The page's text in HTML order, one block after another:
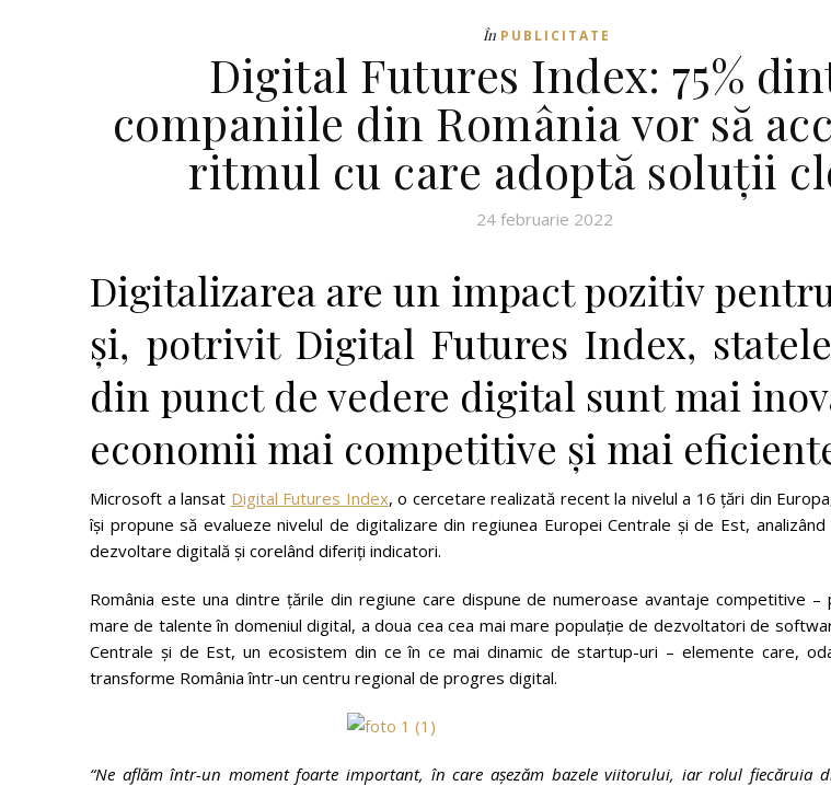
În PUBLICITATE
Digital Futures Index: 75%
companiile din România vor să
ritmul cu care adoptă soluții
24 februarie 2022
Digitalizarea are un impact pozitiv
și, potrivit Digital Futures Index,
din punct de vedere digital sunt mai
economii mai competitive și mai
Microsoft a lansat Digital Futures Index, o cercetare realizată recent la nivelul a 16 țări din
își propune să evalueze nivelul de digitalizare din regiunea Europei Centrale și de Est,
dezvoltare digitală și corelând diferiți indicatori.
România este una dintre țările din regiune care dispune de numeroase avantaje competitive –
mare de talente în domeniul digital, a doua cea cea mai mare populație de dezvoltatori de
Centrale și de Est, un ecosistem din ce în ce mai dinamic de startup-uri – elemente care,
transforme România într-un centru regional de progres digital.
“Ne aflăm într-un moment foarte important, în care așezăm bazele viitorului, iar rolul fiecăruia